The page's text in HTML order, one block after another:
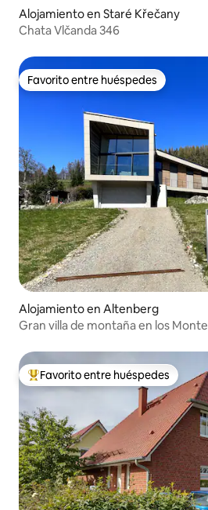
Alojamiento en Staré Křečany
Chata Vlčanda 346
Favorito entre huéspedes
Favorito entre huéspedes
Alojamiento en Altenberg
Gran villa de montaña en los
Favorito entre huéspedes preferido
Favorito entre huéspedes